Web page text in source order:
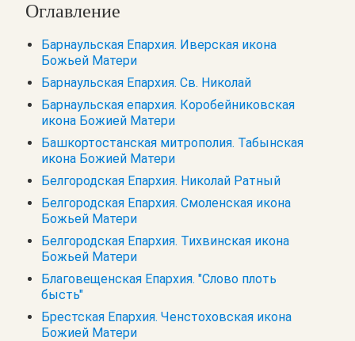
Оглавление
Барнаульская Епархия. Иверская икона
Божьей Матери
Барнаульская Епархия. Св. Николай
Барнаульская епархия. Коробейниковская
икона Божией Матери
Башкортостанская митрополия. Табынская
икона Божией Матери
Белгородская Епархия. Николай Ратный
Белгородская Епархия. Смоленская икона
Божьей Матери
Белгородская Епархия. Тихвинская икона
Божьей Матери
Благовещенская Епархия. "Слово плоть
бысть"
Брестская Епархия. Ченстоховская икона
Божией Матери